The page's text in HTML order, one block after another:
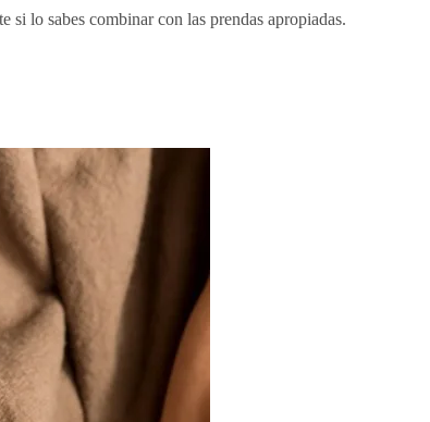
si lo sabes combinar con las prendas apropiadas.